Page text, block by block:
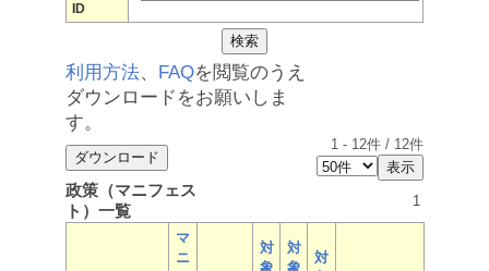
ID
利用方法、 FAQを閲覧のうえ
ダウンロードをお願いしま
す。
1 - 12件 / 12件
政策（マニフェス
ト）一覧
1
マ
ニ
対
象
対
象
対